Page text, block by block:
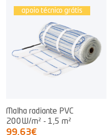
apoio técnico grátis
Malha radiante PVC
200W/m² - 1,5 m²
99,63€